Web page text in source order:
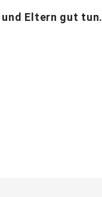
Eltern gut tun.